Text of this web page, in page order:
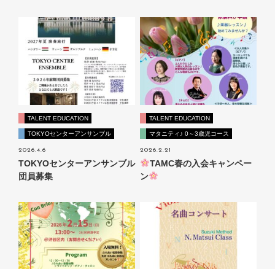
TALENT EDUCATION
TOKYOセンターアンサンブル
2026.4.6
TOKYOセンターアンサンブル
団員募集
TALENT EDUCATION
マタニティ♪ 0～3歳児コース
2026.2.21
TAMC春の入会キャンペー
ン